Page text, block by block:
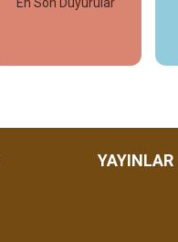
YAYINLAR